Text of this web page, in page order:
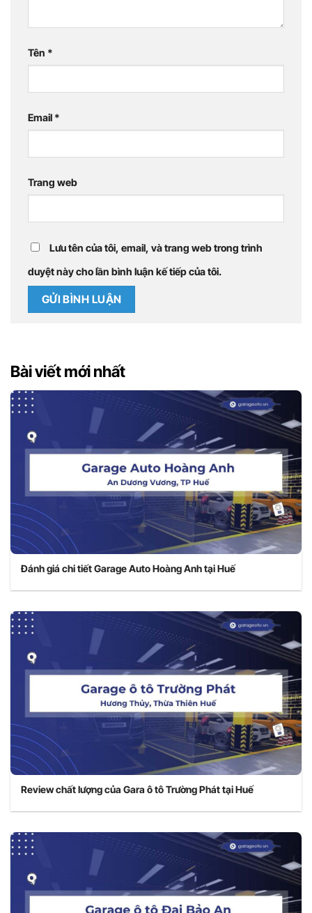
Tên *
Email *
Trang web
Lưu tên của tôi, email, và trang web trong trình
duyệt này cho lần bình luận kế tiếp của tôi.
Bài viết mới nhất
Đánh giá chi tiết Garage Auto Hoàng Anh tại Huế
Review chất lượng của Gara ô tô Trường Phát tại Huế